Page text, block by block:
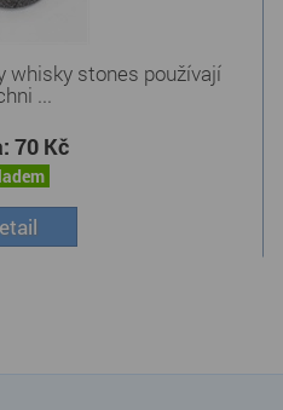
whisky stones používají
...
70 Kč